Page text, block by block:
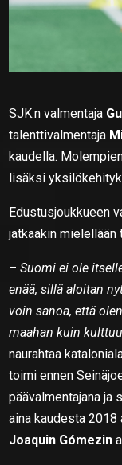
SJK:n valmentaja
talenttivalmentaja
kaudella.
lisäksi
Edustusjoukkueen
jatkaakin mielellään
–Suomi ei ole
enää, sillä aloitan
voin sanoa, että
maahan kuin
naurahtaa
toimi ennen
päävalmentajana ja
aina kaudesta
Joaquin Gómezin